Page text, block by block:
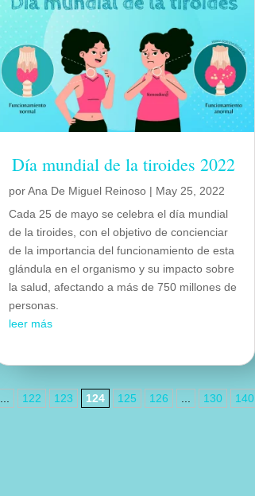
Día mundial de la tiroides 2022
porAna De Miguel Reinoso | May 25, 2022
Cada 25 de mayo se celebra el día mundial
de la tiroides, con el objetivo de concienciar
de la importancia del funcionamiento de esta
glándula en el organismo y su impacto sobre
la salud, afectando a más de 750 millones de
personas.
leer más
... 122 123 124 125 126 ... 130 140